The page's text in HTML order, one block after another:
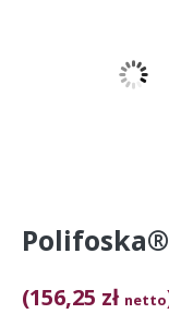
Polifoska®
(156,25 zł netto